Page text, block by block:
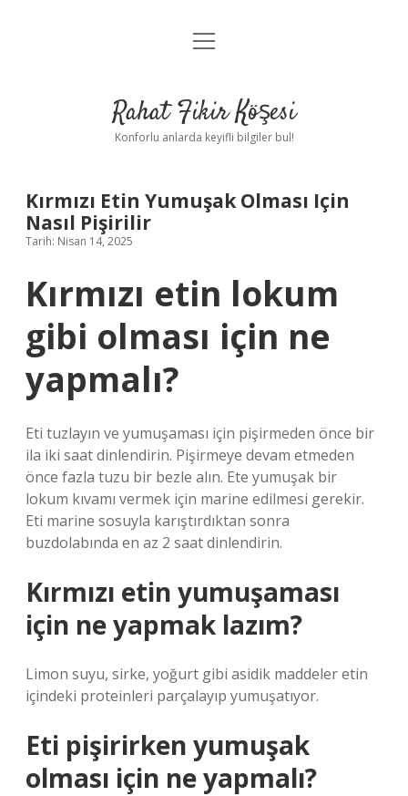
Anasayfa
Yasal Uyarı
menüyü
Rahat Fikir Köşesi
Konforlu anlarda keyifli bilgiler bul!
Kırmızı Etin Yumuşak Olması Için
Nasıl Pişirilir
Tarih: Nisan 14, 2025
Kırmızı etin lokum
gibi olması için ne
yapmalı?
Eti tuzlayın ve yumuşaması için pişirmeden önce bir
ila iki saat dinlendirin. Pişirmeye devam etmeden
önce fazla tuzu bir bezle alın. Ete yumuşak bir
lokum kıvamı vermek için marine edilmesi gerekir.
Eti marine sosuyla karıştırdıktan sonra
buzdolabında en az 2 saat dinlendirin.
Kırmızı etin yumuşaması
için ne yapmak lazım?
Limon suyu, sirke, yoğurt gibi asidik maddeler etin
içindeki proteinleri parçalayıp yumuşatıyor.
Eti pişirirken yumuşak
olması için ne yapmalı?